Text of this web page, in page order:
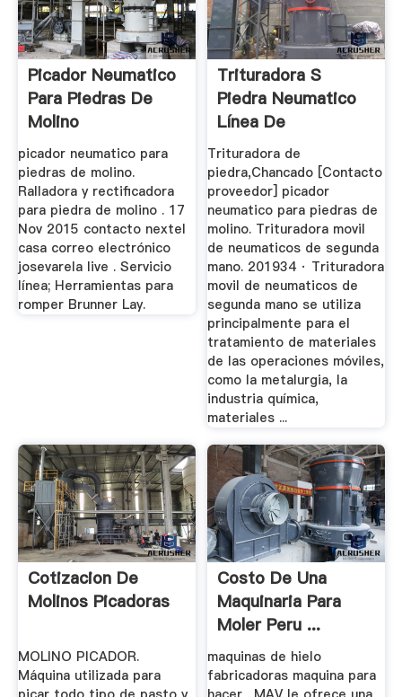
Picador Neumatico
Para Piedras De
Molino
picador neumatico para
piedras de molino.
Ralladora y rectificadora
para piedra de molino . 17
Nov 2015 contacto nextel
casa correo electrónico
josevarela live . Servicio
línea; Herramientas para
romper Brunner Lay.
Trituradora S
Piedra Neumatico
Línea De
Producción De ...
Trituradora de
piedra,Chancado [Contacto
proveedor] picador
neumatico para piedras de
molino. Trituradora movil
de neumaticos de segunda
mano. 201934 · Trituradora
movil de neumaticos de
segunda mano se utiliza
principalmente para el
tratamiento de materiales
de las operaciones móviles,
como la metalurgia, la
industria química,
materiales ...
Cotizacion De
Molinos Picadoras
MOLINO PICADOR.
Máquina utilizada para
Costo De Una
Maquinaria Para
Moler Peru ...
Molino De Bola
maquinas de hielo
fabricadoras maquina para